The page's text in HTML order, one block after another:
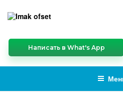
Написать в What's App